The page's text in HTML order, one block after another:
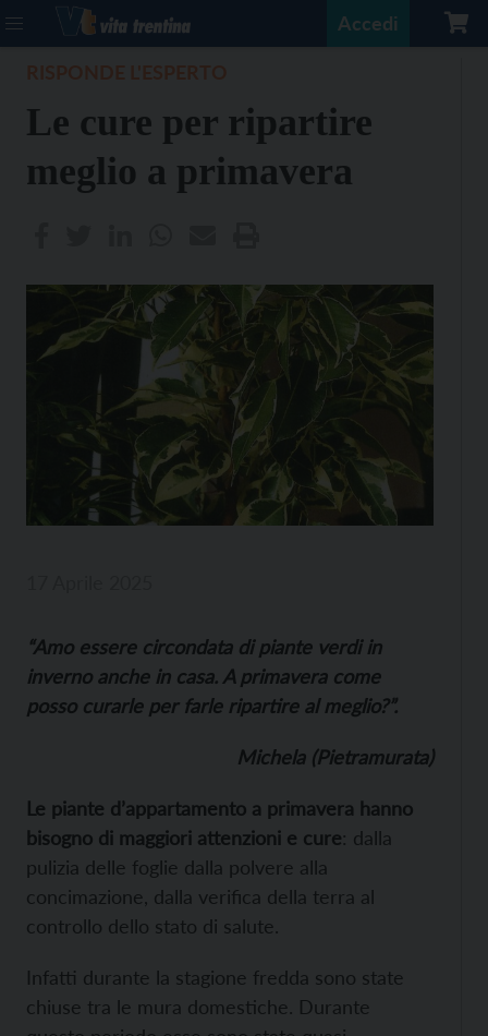
Accedi
Le cure per ripartire
meglio a primavera
“Amo essere circondata di piante verdi in
inverno anche in casa. A primavera come
posso curarle per farle ripartire al meglio?”.
Michela (Pietramurata)
Le piante d’appartamento a primavera hanno
bisogno di maggiori attenzioni e cure: dalla
pulizia delle foglie dalla polvere alla
concimazione, dalla verifica della terra al
controllo dello stato di salute.
Infatti durante la stagione fredda sono state
chiuse tra le mura domestiche. Durante